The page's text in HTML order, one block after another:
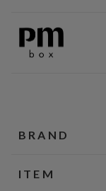
BRAND
ITEM